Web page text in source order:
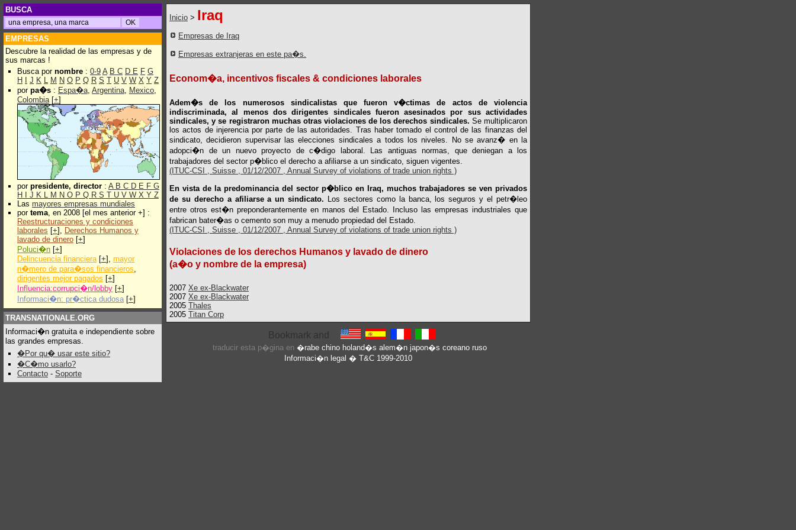
BUSCA
EMPRESAS
Descubre la realidad de las empresas y de
sus marcas !
Busca por nombre : 0-9 A B C D E F G
H
J K L M N O P Q R S T U V W X Y Z
por pa�s : Espa�a, Argentina, Mexico,
Colombia[+]
por presidente, director : A B C D E F G
H
J K L M N O P Q R S T U V W X Y Z
Las mayores empresas mundiales
por tema, en 2008 [el mes anterior +] :
Reestructuraciones y condiciones
laborales [+], Derechos Humanos y
lavado de dinero [+]
Poluci�n [+]
Delincuencia financiera[+], mayor
n�mero de para�sos financieros,
dirigentes mejor pagados [+]
Influencia:corrupci�n/lobby [+]
Informaci�n: pr�ctica dudosa [+]
TRANSNATIONALE.ORG
Informaci�n gratuita e independiente sobre
las grandes empresas.
�Por qu� usar este sitio?
�C�mo usarlo?
Contacto - Soporte
Inicio > Iraq
Empresas de Iraq
Empresas extranjeras en este pa�s.
Econom�a, incentivos fiscales & condiciones laborales
Adem�s de los numerosos sindicalistas que fueron v�ctimas de actos de violencia
indiscriminada, al menos dos dirigentes sindicales fueron asesinados por sus actividades
sindicales, y se registraron muchas otras violaciones de los derechos sindicales. Se multiplicaron
los actos de injerencia por parte de las autoridades. Tras haber tomado el control de las finanzas del
sindicato, decidieron supervisar las elecciones sindicales a todos los niveles. No se avanz� en la
adopci�n de un nuevo proyecto de c�digo laboral. Las antiguas normas, que deniegan a los
trabajadores del sector p�blico el derecho a afiliarse a un sindicato, siguen vigentes.
(ITUC-CSI , Suisse , 01/12/2007 , Annual Survey of violations of trade union rights )
En vista de la predominancia del sector p�blico en Iraq, muchos trabajadores se ven privados
de su derecho a afiliarse a un sindicato. Los sectores como la banca, los seguros y el petr�leo
entre otros est�n preponderantemente en manos del Estado. Incluso las empresas industriales que
fabrican bater�as o cemento son muy a menudo propiedad del Estado.
(ITUC-CSI , Suisse , 01/12/2007 , Annual Survey of violations of trade union rights )
Violaciones de los derechos Humanos y lavado de dinero
(a�o y nombre de la empresa)
2007 Xe ex-Blackwater
2007 Xe ex-Blackwater
2005 Thales
2005 Titan Corp
traducir esta p�gina en �rabe chino holand�s alem�n japon�s coreano ruso
Informaci�n legal � T&C 1999-2010